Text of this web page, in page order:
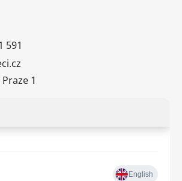
591
1